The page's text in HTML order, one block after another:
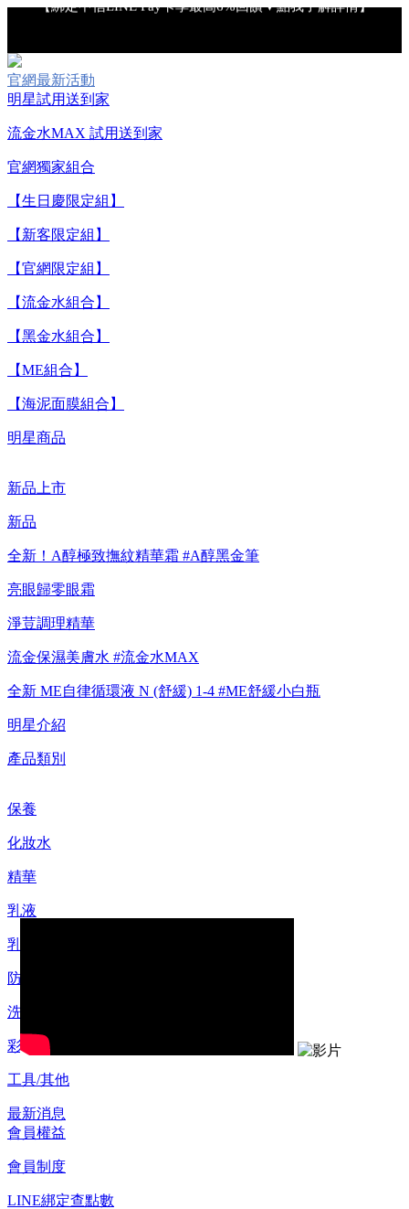
【全新流金水MAX 百元試用送到家！再享回購金】▼點我立
【8/4-8/9 單筆消費滿$3,000現折$300】
【8/4-8/9 新客LINE購物導購滿$2,000送100點LINE
【重要公告】IPSA 無法驗證非官方通路銷售之品牌商品的真實
性，也無法協助此類商品的售後服務
官網最新活動
明星試用送到家
流金水MAX 試用送到家
官網獨家組合
【生日慶限定組】
【新客限定組】
【官網限定組】
【流金水組合】
【黑金水組合】
【ME組合】
【海泥面膜組合】
明星商品
新品上市
新品
全新！A醇極致撫紋精華霜 #A醇黑金筆
亮眼歸零眼霜
淨荳調理精華
流金保濕美膚水 #流金水MAX
全新 ME自律循環液 N (舒緩) 1-4 #ME舒緩小白瓶
明星介紹
產品類別
保養
化妝水
精華
乳液
乳霜
防曬
洗顏/卸妝
彩妝
工具/其他
最新消息
會員權益
會員制度
LINE綁定查點數